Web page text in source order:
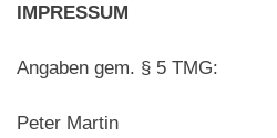
IMPRESSUM
Angaben gem. § 5 TMG:
Peter Martin